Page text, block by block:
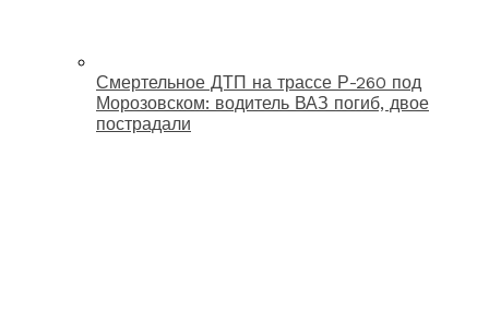
Смертельное ДТП на трассе Р-260 под
Морозовском: водитель ВАЗ погиб, двое
пострадали